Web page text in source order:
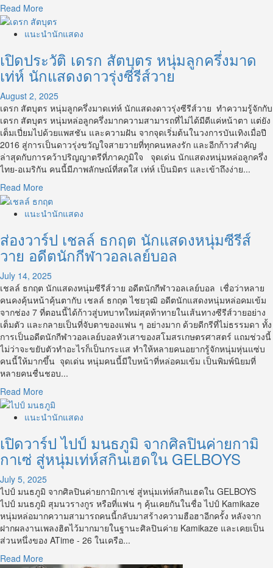
สามารถ
Read MoreRead
more
about
ประวัติ
แฟรงค์
ธนัตถ์
ศรันย์
หนุ่ม
หล่อ
ดาว
รุ่ง
ซี
รีส์
มาก
ความ
สามารถ
แนะนำนักแสดง
เปิดประวัติ เดรก สัตบุตร หนุ่มลูกครึ่งมาด
เท่ห์ นักแสดงดาวรุ่งซีรีส์วาย
August 2, 2025
เดรก สัตบุตร หนุ่มลูกครึ่งมาดเท่ห์ นักแสดงดาวรุ่งซีรีส์วาย ทำความรู้จักกับ
เดรก สัตบุตร หนุ่มหล่อลูกครึ่งมากความสามารถที่ไม่ได้มีดีแค่หน้าตา แต่ยัง
เต็มเปี่ยมไปด้วยแพสชัน และความฝัน จากจุดเริ่มต้นในวงการบันเทิงเมื่อปี
2016 สู่การเป็นดาวรุ่งขวัญใจสายวายที่ทุกคนหลงรัก และอีกก้าวสำคัญ
ล่าสุดกับการคว้าปริญญาตรีที่ภาคภูมิใจ จุดเด่น นักแสดงหนุ่มหล่อลูกครึ่ง
ไทย-อเมริกัน คนนี้มีภาพลักษณ์ที่สดใส เท่ห์ เป็นมิตร และเข้าถึงง่าย...
Read MoreRead
more
about
ประวัติ
เดรก
สัต
บุตร
หนุ่ม
ลูก
ครึ่ง
มาด
เท่ห์
นัก
แสดง
ดาว
ซี
รีส์
วาย
แนะนำนักแสดง
ส่องวาร์ป เชลล์ ธกฤต นักแสดงหนุ่มซีรีส์
วาย อดีตนักกีฬาวอลเลย์บอล
July 14, 2025
เชลล์ ธกฤต นักแสดงหนุ่มซีรีส์วาย อดีตนักกีฬาวอลเลย์บอล เชื่อว่าหลาย
คนคงคุ้นหน้าคุ้นตากับ เชลล์ ธกฤต ไชยวุฒิ อดีตนักแสดงหนุ่มหล่อคมเข้ม
จากช่อง 7 ที่ตอนนี้ได้ก้าวสู่บทบาทใหม่สุดท้าทายในเส้นทางซีรีส์วายอย่าง
เต็มตัว และกลายเป็นที่จับตาของแฟน ๆ อย่างมาก ด้วยดีกรีที่ไม่ธรรมดา ทั้ง
การเป็นอดีตนักกีฬาวอลเลย์บอลหัวเสาของสโมสรเกษตรศาสตร์ แถมช่วงนี้
ไม่ว่าจะขยับตัวทำอะไรก็เป็นกระแส ทำให้หลายคนอยากรู้จักหนุ่มหุ่นแซ่บ
คนนี้ให้มากขึ้น จุดเด่น หนุ่มคนนี้มีใบหน้าที่หล่อคมเข้ม เป็นพิมพ์นิยมที่
หลายคนชื่นชอบ...
Read MoreRead
more
about
วาร์
ป
เชลล์
ธกฤต
นัก
แสดง
หนุ่ม
ซี
รีส์
อดีต
แนะนำนักแสดง
เปิดวาร์ป ไปป์ มนธภูมิ จากศิลปินค่ายกามิ
กาเซ่ สู่หนุ่มเท่ห์สกินเฮดใน GELBOYS
July 5, 2025
ไปป์ มนธภูมิ จากศิลปินค่ายกามิกาเซ่ สู่หนุ่มเท่ห์สกินเฮดใน GELBOYS
ไปป์ มนธภูมิ สุมนวรางกูร หรือที่แฟน ๆ คุ้นเคยกันในชื่อ ไปป์ Kamikaze
หนุ่มหล่อมากความสามารถคนนี้กลับมาสร้างความฮือฮาอีกครั้ง หลังจาก
ฝากผลงานเพลงฮิตไว้มากมายในฐานะศิลปินค่าย Kamikaze และเคยเป็น
ส่วนหนึ่งของ ATime - 26 ในเครือ...
Read MoreRead